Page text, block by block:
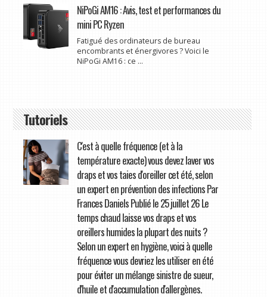
NiPoGi AM16 : Avis, test et performances du
mini PC Ryzen
Fatigué des ordinateurs de bureau
encombrants et énergivores ? Voici le
NiPoGi AM16 : ce ...
Tutoriels
C'est à quelle fréquence (et à la
température exacte) vous devez laver vos
draps et vos taies d'oreiller cet été, selon
un expert en prévention des infections Par
Frances Daniels Publié le 25 juillet 26 Le
temps chaud laisse vos draps et vos
oreillers humides la plupart des nuits ?
Selon un expert en hygiène, voici à quelle
fréquence vous devriez les utiliser en été
pour éviter un mélange sinistre de sueur,
d'huile et d'accumulation d'allergènes.